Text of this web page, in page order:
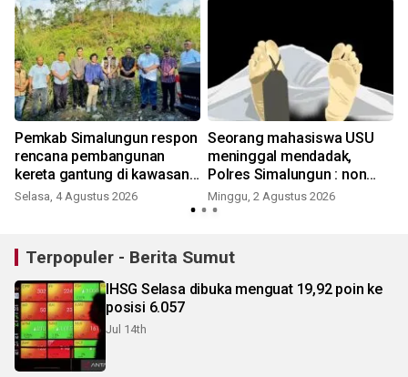
Pemkab Simalungun respon
rencana pembangunan
kereta gantung di kawasan
Danau Toba
Selasa, 4 Agustus 2026
Seorang mahasiswa USU
meninggal mendadak,
Polres Simalungun : non
pidana
Minggu, 2 Agustus 2026
Terpopuler - Berita Sumut
IHSG Selasa dibuka menguat 19,92 poin ke
posisi 6.057
Jul 14th